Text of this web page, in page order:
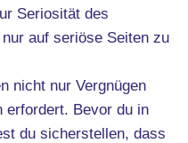
Seriosität des
auf seriöse Seiten zu
nicht nur Vergnügen
erfordert. Bevor du in
du sicherstellen, dass